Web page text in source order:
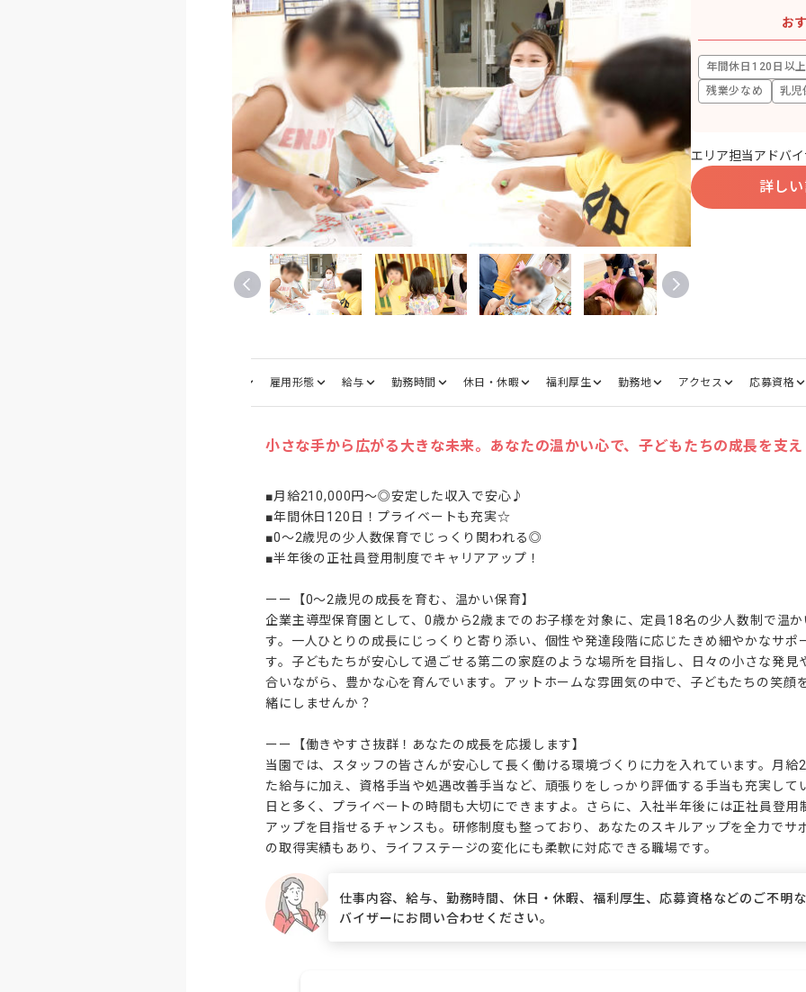
お
年間休日120日以
残業少なめ
乳児
エリア担当アドバ
詳し
雇用形態 給与 勤務時間 休日・休暇 福利厚生 勤務地 アクセス 応募資格
小さな手から広がる大きな未来。あなたの温かい心で、子どもたちの成長を支
■月給210,000円～◎安定した収入で安心♪
■年間休日120日！プライベートも充実☆
■0～2歳児の少人数保育でじっくり関われる◎
■半年後の正社員登用制度でキャリアアップ！
ーー【0～2歳児の成長を育む、温かい保育】
企業主導型保育園として、0歳から2歳までのお子様を対象に、定員18名の少人数制で温
す。一人ひとりの成長にじっくりと寄り添い、個性や発達段階に応じたきめ細やかなサポ
す。子どもたちが安心して過ごせる第二の家庭のような場所を目指し、日々の小さな発見
合いながら、豊かな心を育んでいます。アットホームな雰囲気の中で、子どもたちの笑顔
緒にしませんか？
ーー【働きやすさ抜群！あなたの成長を応援します】
当園では、スタッフの皆さんが安心して長く働ける環境づくりに力を入れています。月
た給与に加え、資格手当や処遇改善手当など、頑張りをしっかり評価する手当も充実して
日と多く、プライベートの時間も大切にできますよ。さらに、入社半年後には正社員登用
アップを目指せるチャンスも。研修制度も整っており、あなたのスキルアップを全力でサ
の取得実績もあり、ライフステージの変化にも柔軟に対応できる職場です。
仕事内容、給与、勤務時間、休日・休暇、福利厚生、応募資格などのご不明
バイザーにお問い合わせください。